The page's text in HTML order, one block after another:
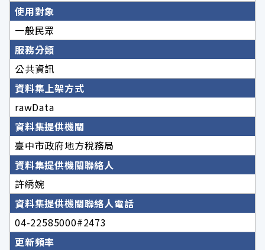
使用對象
一般民眾
服務分類
公共資訊
資料集上架方式
rawData
資料集提供機關
臺中市政府地方稅務局
資料集提供機關聯絡人
許綉婉
資料集提供機關聯絡人電話
04-22585000#2473
更新頻率